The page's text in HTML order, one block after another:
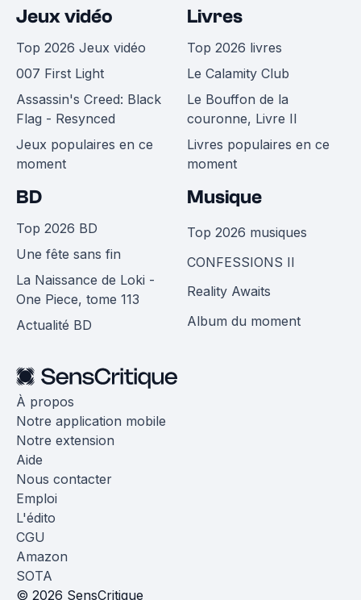
Jeux vidéo
Top 2026 Jeux vidéo
007 First Light
Assassin's Creed: Black
Flag - Resynced
Jeux populaires en ce
moment
Livres
Top 2026 livres
Le Calamity Club
Le Bouffon de la
couronne, Livre II
Livres populaires en ce
moment
BD
Top 2026 BD
Une fête sans fin
La Naissance de Loki -
One Piece, tome 113
Actualité BD
Musique
Top 2026 musiques
CONFESSIONS II
Reality Awaits
Album du moment
À propos
Notre application mobile
Notre extension
Aide
Nous contacter
Emploi
L'édito
CGU
Amazon
SOTA
© 2026 SensCritique